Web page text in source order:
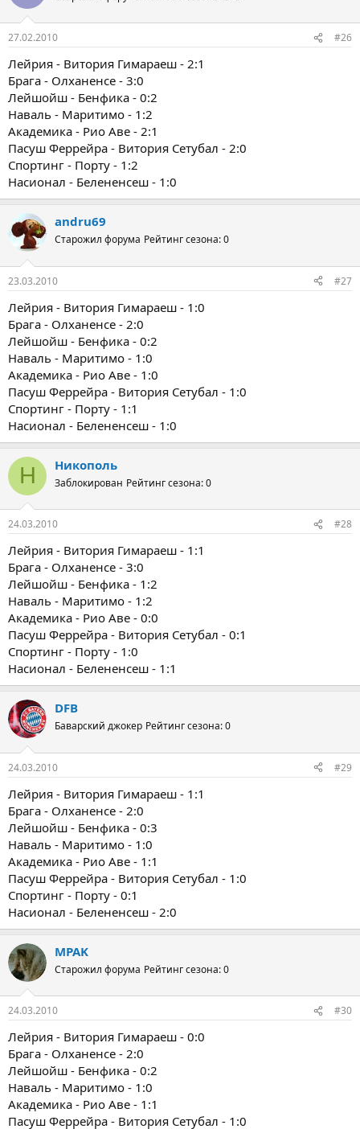
27.02.2010 #26
Лейрия - Витория Гимараеш - 2:1
Брага - Олханенсе - 3:0
Лейшойш - Бенфика - 0:2
Наваль - Маритимо - 1:2
Академика - Рио Аве - 2:1
Пасуш Феррейра - Витория Сетубал - 2:0
Спортинг - Порту - 1:2
Насионал - Белененсеш - 1:0
andru69
Старожил форума Рейтинг сезона: 0
23.03.2010 #27
Лейрия - Витория Гимараеш - 1:0
Брага - Олханенсе - 2:0
Лейшойш - Бенфика - 0:2
Наваль - Маритимо - 1:0
Академика - Рио Аве - 1:0
Пасуш Феррейра - Витория Сетубал - 1:0
Спортинг - Порту - 1:1
Насионал - Белененсеш - 1:0
Н Никополь
Заблокирован Рейтинг сезона: 0
24.03.2010 #28
Лейрия - Витория Гимараеш - 1:1
Брага - Олханенсе - 3:0
Лейшойш - Бенфика - 1:2
Наваль - Маритимо - 1:2
Академика - Рио Аве - 0:0
Пасуш Феррейра - Витория Сетубал - 0:1
Спортинг - Порту - 1:0
Насионал - Белененсеш - 1:1
DFB
Баварский джокер Рейтинг сезона: 0
24.03.2010 #29
Лейрия - Витория Гимараеш - 1:1
Брага - Олханенсе - 2:0
Лейшойш - Бенфика - 0:3
Наваль - Маритимо - 1:0
Академика - Рио Аве - 1:1
Пасуш Феррейра - Витория Сетубал - 1:0
Спортинг - Порту - 0:1
Насионал - Белененсеш - 2:0
MPAK
Старожил форума Рейтинг сезона: 0
24.03.2010 #30
Лейрия - Витория Гимараеш - 0:0
Брага - Олханенсе - 2:0
Лейшойш - Бенфика - 0:2
Наваль - Маритимо - 1:0
Академика - Рио Аве - 1:1
Пасуш Феррейра - Витория Сетубал - 1:0